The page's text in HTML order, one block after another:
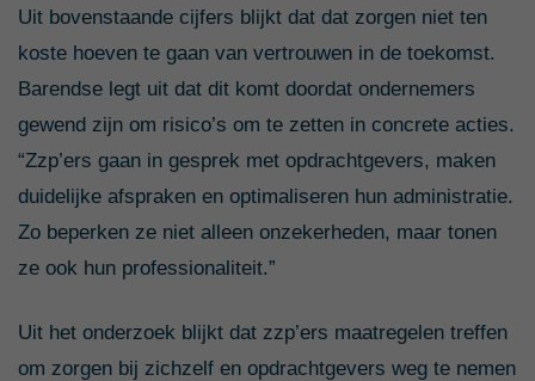
Uit bovenstaande cijfers blijkt dat dat zorgen niet ten
koste hoeven te gaan van vertrouwen in de toekomst.
Barendse legt uit dat dit komt doordat ondernemers
gewend zijn om risico’s om te zetten in concrete acties.
“Zzp’ers gaan in gesprek met opdrachtgevers, maken
duidelijke afspraken en optimaliseren hun administratie.
Zo beperken ze niet alleen onzekerheden, maar tonen
ze ook hun professionaliteit.”
Uit het onderzoek blijkt dat zzp’ers maatregelen treffen
om zorgen bij zichzelf en opdrachtgevers weg te nemen